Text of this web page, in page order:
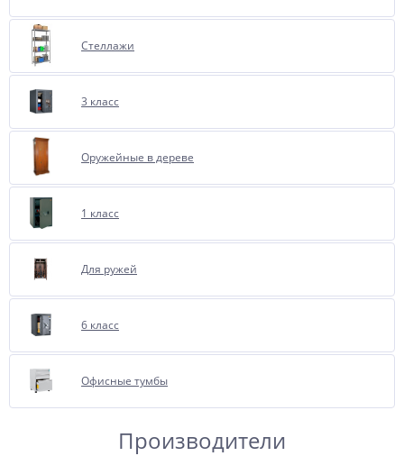
Стеллажи
3 класс
Оружейные в дереве
1 класс
Для ружей
6 класс
Офисные тумбы
Производители